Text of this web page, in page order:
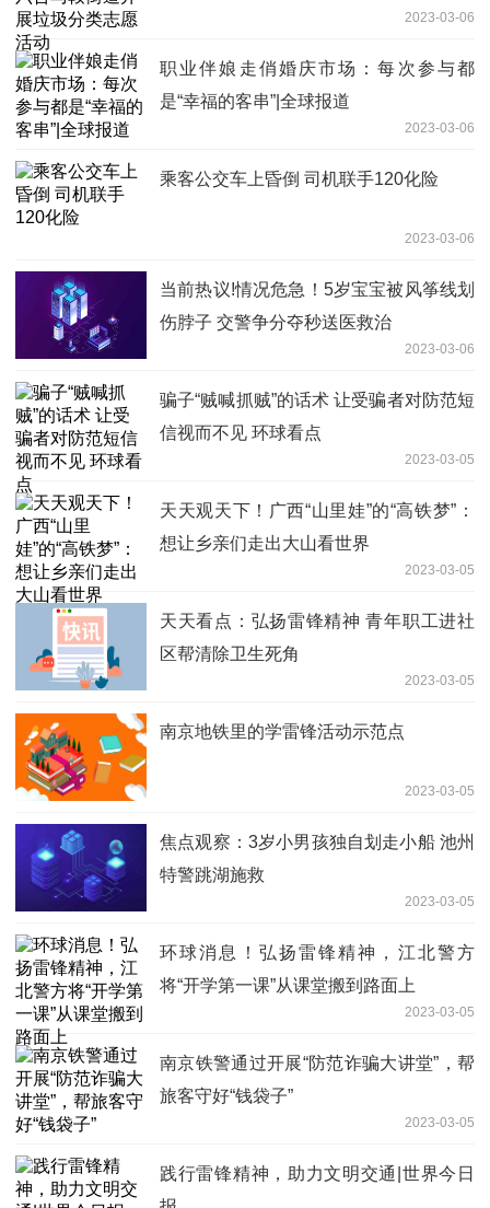
2023-03-06
职业伴娘走俏婚庆市场：每次参与都
是“幸福的客串”|全球报道
2023-03-06
乘客公交车上昏倒 司机联手120化险
2023-03-06
当前热议!情况危急！5岁宝宝被风筝线划
伤脖子 交警争分夺秒送医救治
2023-03-06
骗子“贼喊抓贼”的话术 让受骗者对防范短
信视而不见 环球看点
2023-03-05
天天观天下！广西“山里娃”的“高铁梦”：
想让乡亲们走出大山看世界
2023-03-05
天天看点：弘扬雷锋精神 青年职工进社
区帮清除卫生死角
2023-03-05
南京地铁里的学雷锋活动示范点
2023-03-05
焦点观察：3岁小男孩独自划走小船 池州
特警跳湖施救
2023-03-05
环球消息！弘扬雷锋精神，江北警方
将“开学第一课”从课堂搬到路面上
2023-03-05
南京铁警通过开展“防范诈骗大讲堂”，帮
旅客守好“钱袋子”
2023-03-05
践行雷锋精神，助力文明交通|世界今日